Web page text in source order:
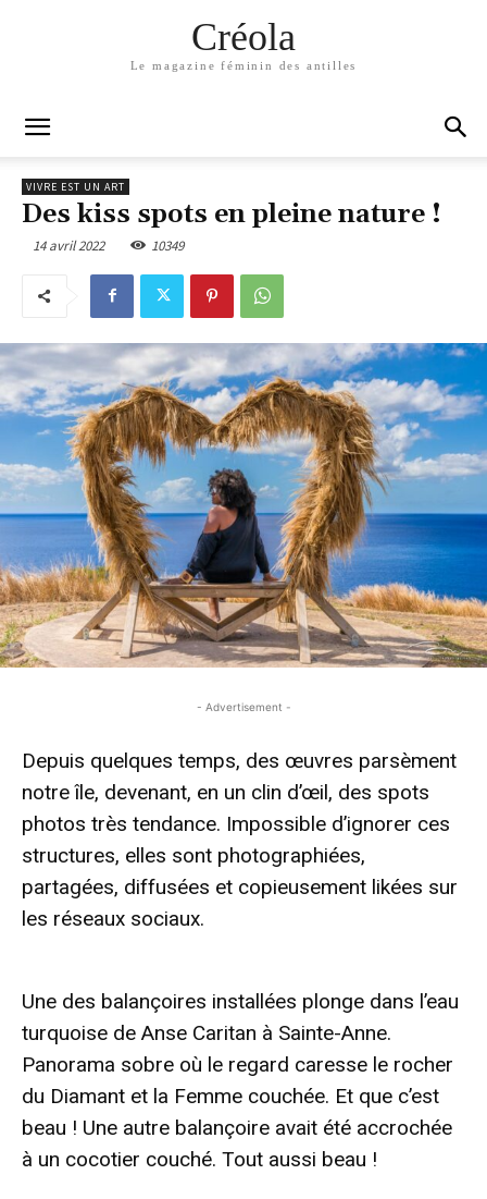
Créola
Le magazine féminin des antilles
VIVRE EST UN ART
Des kiss spots en pleine nature !
14 avril 2022 10349
- Advertisement -
Depuis quelques temps, des œuvres parsèment
notre île, devenant, en un clin d’œil, des spots
photos très tendance. Impossible d’ignorer ces
structures, elles sont photographiées,
partagées, diffusées et copieusement likées sur
les réseaux sociaux.
Une des balançoires installées plonge dans l’eau
turquoise de Anse Caritan à Sainte-Anne.
Panorama sobre où le regard caresse le rocher
du Diamant et la Femme couchée. Et que c’est
beau ! Une autre balançoire avait été accrochée
à un cocotier couché. Tout aussi beau !